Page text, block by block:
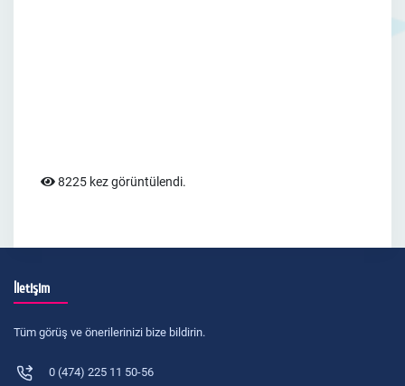
8225 kez görüntülendi.
İletişim
Tüm görüş ve önerilerinizi bize bildirin.
0 (474) 225 11 50-56